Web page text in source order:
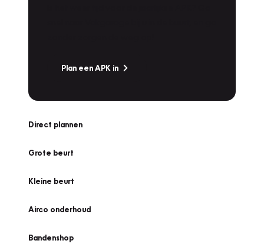
Plan een APK in
Direct plannen
Grote beurt
Kleine beurt
Airco onderhoud
Bandenshop